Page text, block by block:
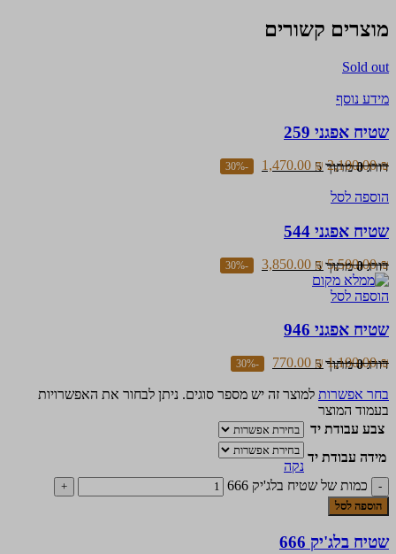
מוצרים קשורים
Sold out
מידע נוסף
שטיח אפגני 259
דורג0מתוך 5
2,100.00₪
1,470.00 ₪
-30%
הוספה לסל
שטיח אפגני 544
דורג0מתוך 5
5,500.00₪
3,850.00 ₪
-30%
הוספה לסל
שטיח אפגני 946
דורג0מתוך 5
1,100.00₪
770.00 ₪
-30%
בחר אפשרות למוצר זה יש מספר סוגים. ניתן לבחור את האפשרויות
בעמוד המוצר
צבע עבודת יד
מידה עבודת יד
נקה
כמות של שטיח בלג'יק 666
הוספה לסל
שטיח בלג'יק 666